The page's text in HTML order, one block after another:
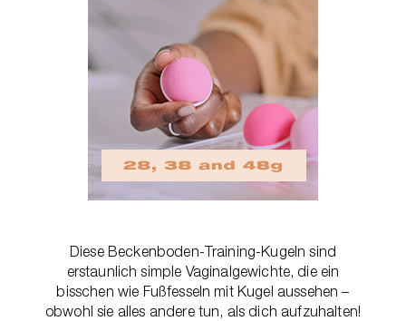
Diese Beckenboden-Training-Kugeln sind
erstaunlich simple Vaginalgewichte, die ein
bisschen wie Fußfesseln mit Kugel aussehen –
obwohl sie alles andere tun, als dich aufzuhalten!